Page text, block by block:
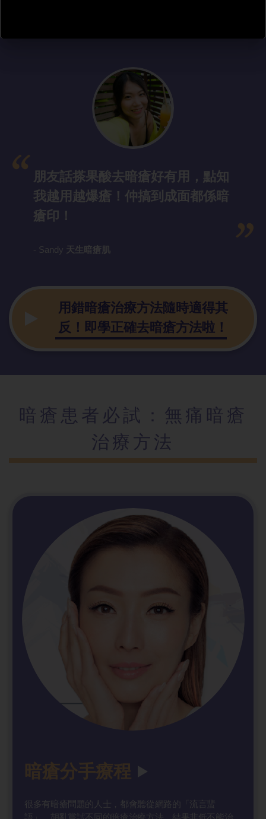
朋友話搽果酸去暗瘡好有用，點知
我越用越爆瘡！仲搞到成面都係暗
瘡印！
- Sandy 天生暗瘡肌
用錯暗瘡治療方法隨時適得其
反！即學正確去暗瘡方法啦！
暗瘡患者必試：無痛暗瘡
治療方法
暗瘡分手療程
很多有暗瘡問題的人士，都會聽從網路的「流言蜚
語」，胡亂嘗試不同的暗瘡治療方法，結果非低不能治